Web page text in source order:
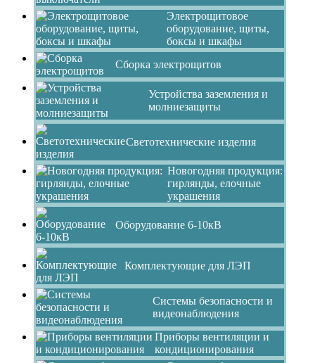
Электрощитовое
оборудование, щиты,
боксы и шкафы
Сборка электрощитов
Устройства заземления и
молниезащиты
Светотехнические изделия
Новогодняя продукция:
гирлянды, елочные
украшения
Оборудование 6-10кВ
Комплектующие для ЛЭП
Системы безопасности и
видеонаблюдения
Приборы вентиляции и
кондиционирования